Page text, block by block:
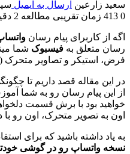
سعید زارعین ارسال به ایمیل
0
زمان تقریبی مطالعه 2 دقیقه
اگه از کاربرای پیام رسان
رسان متعلق به فیسبوک شما
فرض، استیکر و تصاویر متحرک (GIF) نیز ارسال کنید.
در این مقاله قصد داریم تا
از این پیام رسان رو به شما
خواهید بود با برش قسمت
اون به تصویر متحرک، اون رو
به یاد داشته باشید که برای
نسخه واتساپ رو در گوشی